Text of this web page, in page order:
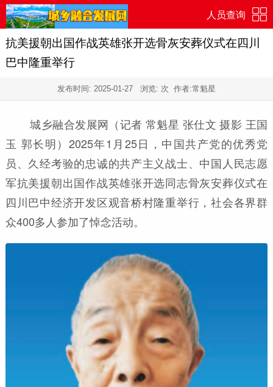
人员查询
抗美援朝出国作战英雄张开选骨灰安葬仪式在四川
巴中隆重举行
发布时间: 2025-01-27 浏览: 次 作者:常魁星
城乡融合发展网（记者 常魁星 张仕文 摄影 王国
玉 郭长明）2025年1月25日，中国共产党的优秀党
员、久经考验的忠诚的共产主义战士、中国人民志愿
军抗美援朝出国作战英雄张开选同志骨灰安葬仪式在
四川巴中经济开发区观音桥村隆重举行，社会各界群
众400多人参加了悼念活动。